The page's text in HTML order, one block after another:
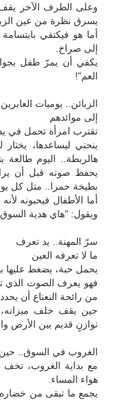
وعلى الطرف الآخر
يسرق نظرة من عين
أما هو فيكتفي
إلى صراخ.
يكفي أن يمرّ طفل
العم"!
الزبائن.. يوميات العابرين
إلى موائدهم
تقترب امرأة تحمل في
ينحني ليساعدها،
هالربطة.. اليوم
يحفظ صوته قبل أن
بطيخة حمرا.. متل كل
أما الأطفال فيحبونه
ويقول: "هاي هدية
سرّ المهنة.. يد تعرف
ما لا تعرفه العين
يحمل حبة، يضغط عليها
فهو يعرف الصوت الذي
من رائحة النعناع أن
حين يقف خلف
توازنٍ قديم بين الأرض
الغروب في السوق..
مع بداية الغروب،
هواء المساء.
يجمع ما تبقى من